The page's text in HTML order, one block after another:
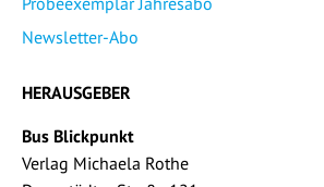
Newsletter-Abo
HERAUSGEBER
Bus Blickpunkt
Verlag Michaela Rothe